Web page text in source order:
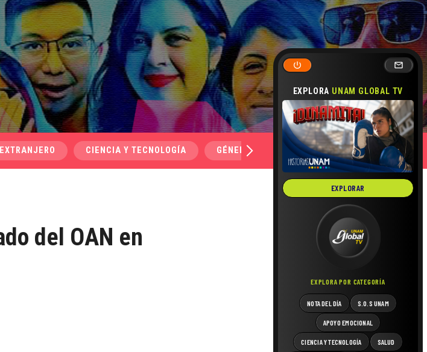
EXPLORA UNAM GLOBAL TV
EXPLORAR
EXPLORA POR CATEGORÍA
NOTA DEL DÍA S.O.S UNAM
APOYO EMOCIONAL
CIENCIA Y TECNOLOGÍA SALUD
CIENCIA Y TECNOLOGÍA GÉNERO Y SEXUALIDAD SALUD
del OAN en